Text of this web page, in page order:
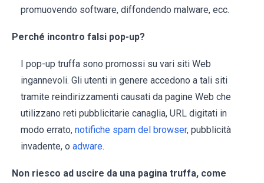
promuovendo software, diffondendo malware, ecc.
Perché incontro falsi pop-up?
I pop-up truffa sono promossi su vari siti Web
ingannevoli. Gli utenti in genere accedono a tali siti
tramite reindirizzamenti causati da pagine Web che
utilizzano reti pubblicitarie canaglia, URL digitati in
modo errato, notifiche spam del browser, pubblicità
invadente, o adware.
Non riesco ad uscire da una pagina truffa, come